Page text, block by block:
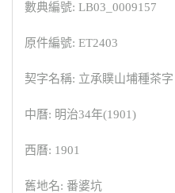
數典編號: LB03_0009157
原件編號: ET2403
契字名稱: 立承贌山埔種茶字
中曆: 明治34年(1901)
西曆: 1901
舊地名: 番婆坑